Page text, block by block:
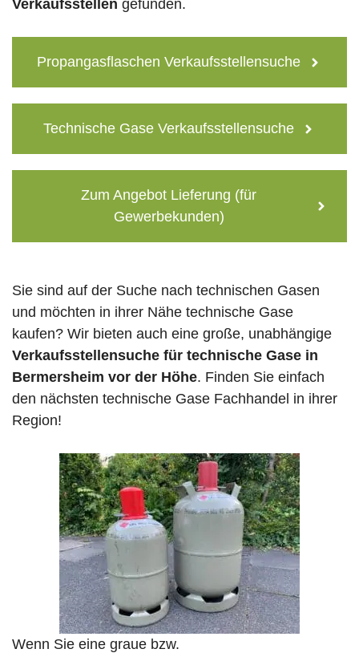
Verkaufsstellen gefunden.
Propangasflaschen Verkaufsstellensuche
Technische Gase Verkaufsstellensuche
Zum Angebot Lieferung (für
Gewerbekunden)
Sie sind auf der Suche nach technischen Gasen
und möchten in ihrer Nähe technische Gase
kaufen? Wir bieten auch eine große, unabhängige
Verkaufsstellensuche für technische Gase in
Bermersheim vor der Höhe. Finden Sie einfach
den nächsten technische Gase Fachhandel in ihrer
Region!
Wenn Sie eine graue bzw.